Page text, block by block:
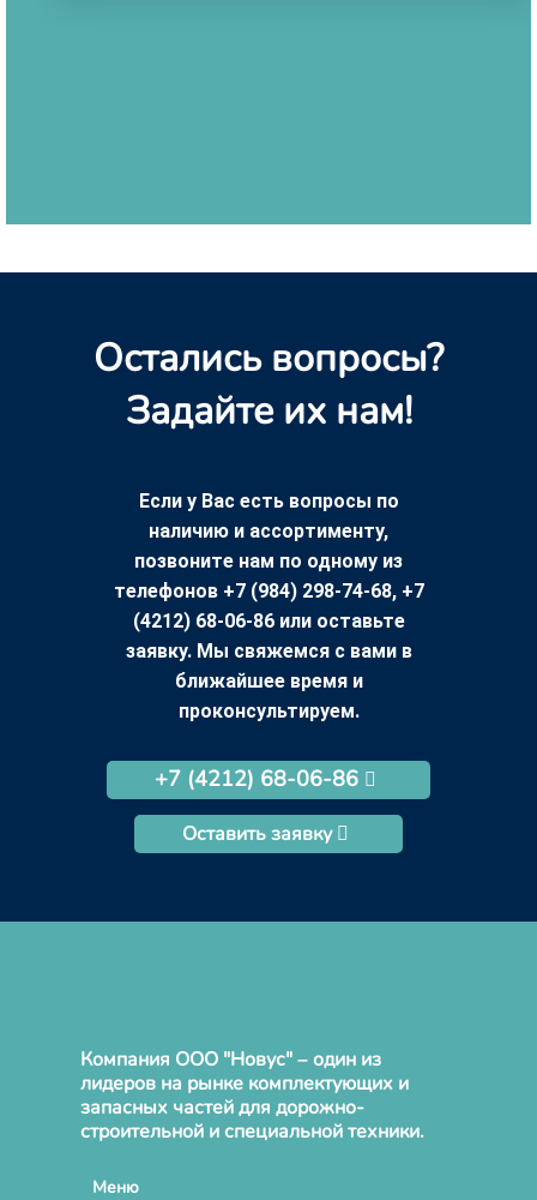
Остались вопросы?
Задайте их нам!
Если у Вас есть вопросы по
наличию и ассортименту,
позвоните нам по одному из
телефонов +7 (984) 298-74-68, +7
(4212) 68-06-86 или оставьте
заявку. Мы свяжемся с вами в
ближайшее время и
проконсультируем.
+7 (4212) 68-06-86
Оставить заявку
Компания ООО "Новус" – один из
лидеров на рынке комплектующих и
запасных частей для дорожно-
строительной и специальной техники.
Меню